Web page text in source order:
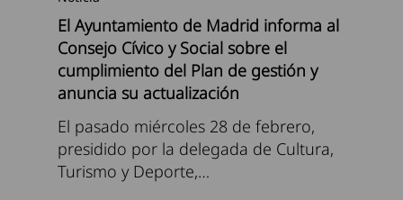
El Ayuntamiento de Madrid informa al
Consejo Cívico y Social sobre el
cumplimiento del Plan de gestión y
anuncia su actualización
El pasado miércoles 28 de febrero,
presidido por la delegada de Cultura,
Turismo y Deporte,…